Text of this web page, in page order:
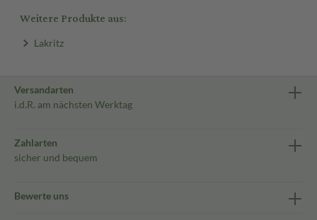
Weitere Produkte aus:
Lakritz
Versandarten
i.d.R. am nächsten Werktag
Zahlarten
sicher und bequem
Bewerte uns